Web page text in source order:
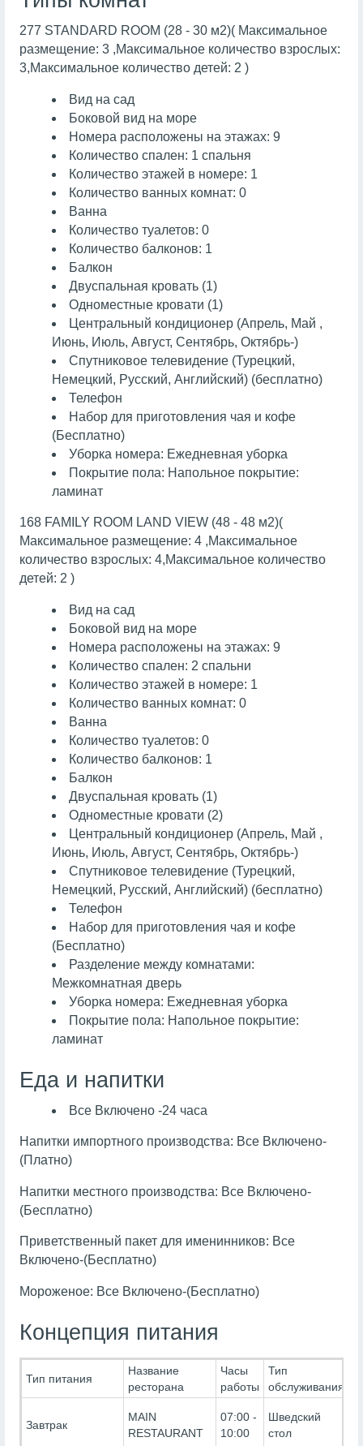
277 STANDARD ROOM (28 - 30 м2)( Максимальное
размещение: 3 ,Максимальное количество взрослых:
3,Максимальное количество детей: 2 )
Вид на сад
Боковой вид на море
Номера расположены на этажах: 9
Количество спален: 1 спальня
Количество этажей в номере: 1
Количество ванных комнат: 0
Ванна
Количество туалетов: 0
Количество балконов: 1
Балкон
Двуспальная кровать (1)
Одноместные кровати (1)
Центральный кондиционер (Апрель, Май ,
Июнь, Июль, Август, Сентябрь, Октябрь-)
Спутниковое телевидение (Турецкий,
Немецкий, Русский, Английский) (бесплатно)
Телефон
Набор для приготовления чая и кофе
(Бесплатно)
Уборка номера: Ежедневная уборка
Покрытие пола: Напольное покрытие:
ламинат
168 FAMILY ROOM LAND VIEW (48 - 48 м2)(
Максимальное размещение: 4 ,Максимальное
количество взрослых: 4,Максимальное количество
детей: 2 )
Вид на сад
Боковой вид на море
Номера расположены на этажах: 9
Количество спален: 2 спальни
Количество этажей в номере: 1
Количество ванных комнат: 0
Ванна
Количество туалетов: 0
Количество балконов: 1
Балкон
Двуспальная кровать (1)
Одноместные кровати (2)
Центральный кондиционер (Апрель, Май ,
Июнь, Июль, Август, Сентябрь, Октябрь-)
Спутниковое телевидение (Турецкий,
Немецкий, Русский, Английский) (бесплатно)
Телефон
Набор для приготовления чая и кофе
(Бесплатно)
Разделение между комнатами:
Межкомнатная дверь
Уборка номера: Ежедневная уборка
Покрытие пола: Напольное покрытие:
ламинат
Еда и напитки
Все Включено -24 часа
Напитки импортного производства: Все Включено-
(Платно)
Напитки местного производства: Все Включено-
(Бесплатно)
Приветственный пакет для именинников: Все
Включено-(Бесплатно)
Мороженое: Все Включено-(Бесплатно)
Концепция питания
Тип питания
Название
ресторана
Часы
работы
Тип
обслуживания
Завтрак
MAIN
RESTAURANT
07:00 -
10:00
Шведский
стол